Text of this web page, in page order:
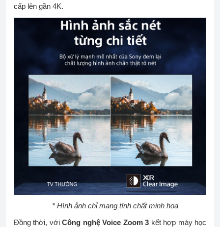
cấp lên gần 4K.
* Hình ảnh chỉ mang tính chất minh họa
Đồng thời, vớiCông nghệ Voice Zoom 3 kết hợp máy học